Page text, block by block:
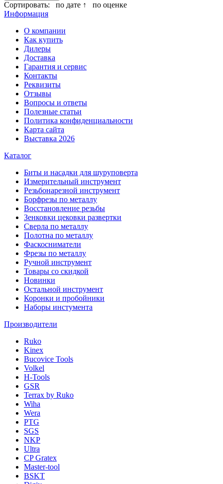
Сортировать: по дате ↑
по оценке
Информация
О компании
Как купить
Дилеры
Доставка
Гарантия и сервис
Контакты
Реквизиты
Отзывы
Вопросы и ответы
Полезные статьи
Политика конфиденциальности
Карта сайта
Выставка 2026
Каталог
Биты и насадки для шуруповерта
Измерительный инструмент
Резьбонарезной инструмент
Борфрезы по металлу
Восстановление резьбы
Зенковки цековки развертки
Сверла по металлу
Полотна по металлу
Фаскосниматели
Фрезы по металлу
Ручной инструмент
Товары со скидкой
Новинки
Остальной инструмент
Коронки и пробойники
Наборы инстумента
Производители
Ruko
Kinex
Bucovice Tools
Volkel
H-Tools
GSR
Terrax by Ruko
Wiha
Wera
PTG
SGS
NKP
Ultra
CP Gratex
Master-tool
BSKT